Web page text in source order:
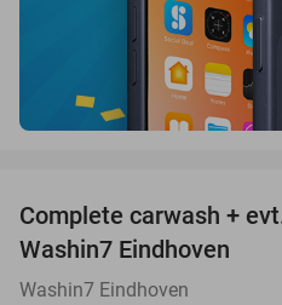
Complete carwash +
Washin7 Eindhoven
Washin7 Eindhoven